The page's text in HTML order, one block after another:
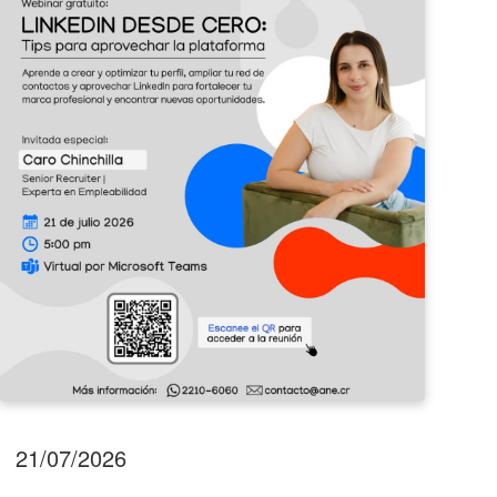
perfil
profesional
con
LinkedIn!
21/07/2026